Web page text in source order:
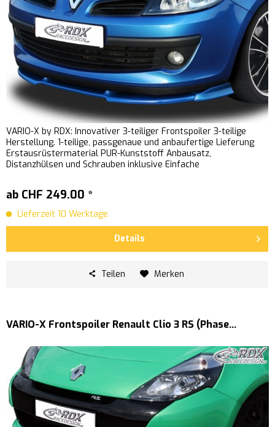
VARIO-X by RDX: Innovativer 3-teiliger Frontspoiler 3-teilige
Herstellung. 1-teilige, passgenaue und anbaufertige Lieferung
Erstausrüstermaterial PUR-Kunststoff Anbausatz,
Distanzhülsen und Schrauben inklusive Einfache
ab CHF 249.00 *
Lieferzeit 10 Werktage
Details
Teilen Merken
VARIO-X Frontspoiler Renault Clio 3 RS (Phase...